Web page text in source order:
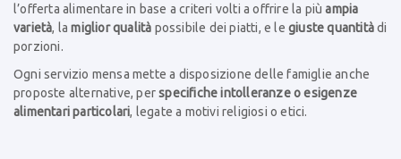
l’offerta alimentare in base a criteri volti a offrire la piùampia
varietà, lamiglior qualità possibile dei piatti, e legiuste quantitàdi
porzioni.
Ogni servizio mensa mette a disposizione delle famiglie anche
proposte alternative, perspecifiche intolleranze o esigenze
alimentari particolari, legate a motivi religiosi o etici.